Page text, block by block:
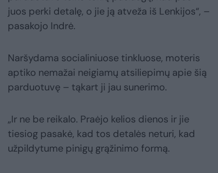
juos perki detalę, o jie ją atveža iš Lenkijos“, –
pasakojo Indrė.
Naršydama socialiniuose tinkluose, moteris
aptiko nemažai neigiamų atsiliepimų apie šią
parduotuvę – tąkart ji jau sunerimo.
„Ir ne be reikalo. Praėjo kelios dienos ir jie
tiesiog pasakė, kad tos detalės neturi, kad
užpildytume pinigų grąžinimo formą.